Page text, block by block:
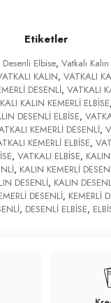
Etiketler
Desenli Elbise, Vatkalı
KALIN, VATKALI
DESENLİ, VATKALI
KALIN KEMERLİ ELBİSE,
DESENLİ ELBİSE,
KEMERLİ DESENLİ,
KEMERLİ ELBİSE,
, VATKALI ELBİSE, KALIN
, KALIN KEMERLİ
DESENLİ, KALIN
DESENLİ, KEMERLİ
, DESENLİ ELBİSE,